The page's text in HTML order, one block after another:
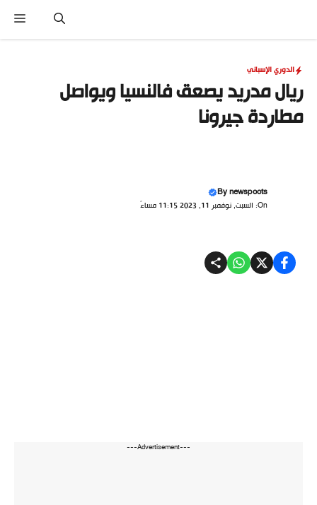
المحتوى
الدوري الإسباني
ريال مدريد يصعق فالنسيا ويواصل
مطاردة جيرونا
Bynewspoots
On: السبت, نوفمبر 11, 2023 11:15 مساءً
---Advertisement---